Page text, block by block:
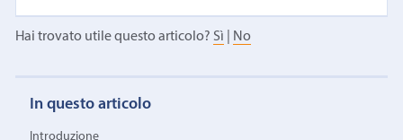
Hai trovato utile questo articolo? Sì No
In questo articolo
Introduzione